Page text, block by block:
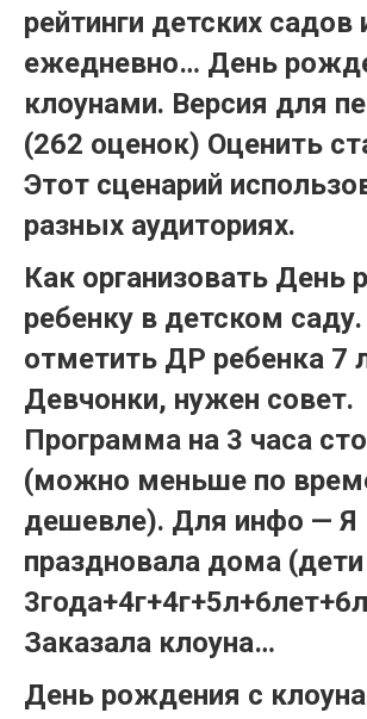
рейтинги детских
ежедневно… День
клоунами. Версия для
(262 оценок) Оценить
Этот сценарий
разных аудиториях.
Как организовать День
ребенку в детском
отметить ДР ребенка 7
Девчонки, нужен совет.
Программа на 3 часа
(можно меньше по
дешевле). Для инфо — Я
праздновала дома (дети
Заказала клоуна…
День рождения с